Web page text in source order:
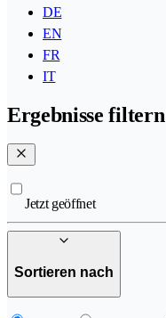
DE
EN
FR
IT
Ergebnisse filtern
Jetzt geöffnet
Sortieren nach